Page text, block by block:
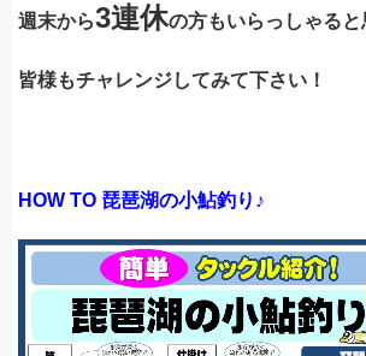
週末から3連休の方もいらっしゃると
皆様もチャレンジしてみて下さい！
HOW TO 琵琶湖の小鮎釣り♪